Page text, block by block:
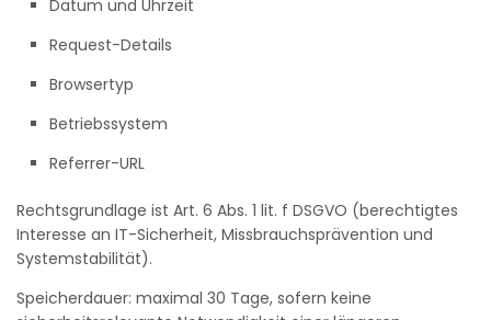
Datum und Uhrzeit
Request-Details
Browsertyp
Betriebssystem
Referrer-URL
Rechtsgrundlage ist Art. 6 Abs. 1 lit. f DSGVO (berechtigtes
Interesse an IT-Sicherheit, Missbrauchsprävention und
Systemstabilität).
Speicherdauer: maximal 30 Tage, sofern keine